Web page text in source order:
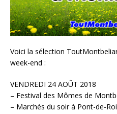
Voici la sélection
week-end :
VENDREDI 24 AOÛT 2018
– Festival des Mômes de
– Marchés du soir à Pont-de-